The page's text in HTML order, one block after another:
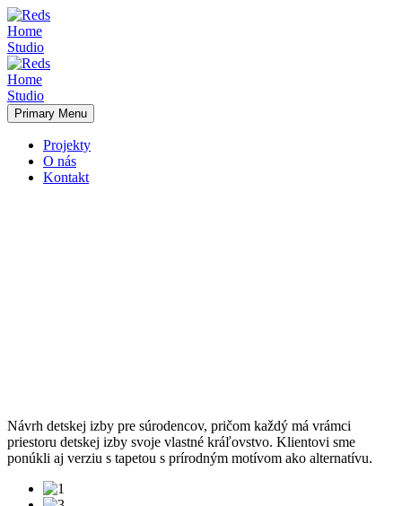
Primary Menu
Projekty
O nás
Kontakt
Návrh detskej izby pre súrodencov, pričom každý má vrámci
priestoru detskej izby svoje vlastné kráľovstvo. Klientovi sme
ponúkli aj verziu s tapetou s prírodným motívom ako alternatívu.